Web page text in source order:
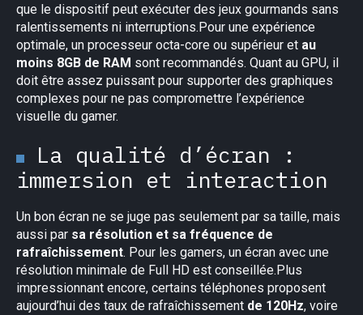
que le dispositif peut exécuter des jeux gourmands sans
ralentissements ni interruptions.Pour une expérience
optimale, un processeur octa-core ou supérieur et au
moins 8GB de RAM sont recommandés. Quant au GPU, il
doit être assez puissant pour supporter des graphiques
complexes pour ne pas compromettre l’expérience
visuelle du gamer.
La qualité d’écran :
immersion et interaction
Un bon écran ne se juge pas seulement par sa taille, mais
aussi par sa résolution et sa fréquence de
rafraîchissement. Pour les gamers, un écran avec une
résolution minimale de Full HD est conseillée.Plus
impressionnant encore, certains téléphones proposent
aujourd’hui des taux de rafraîchissement de 120Hz, voire